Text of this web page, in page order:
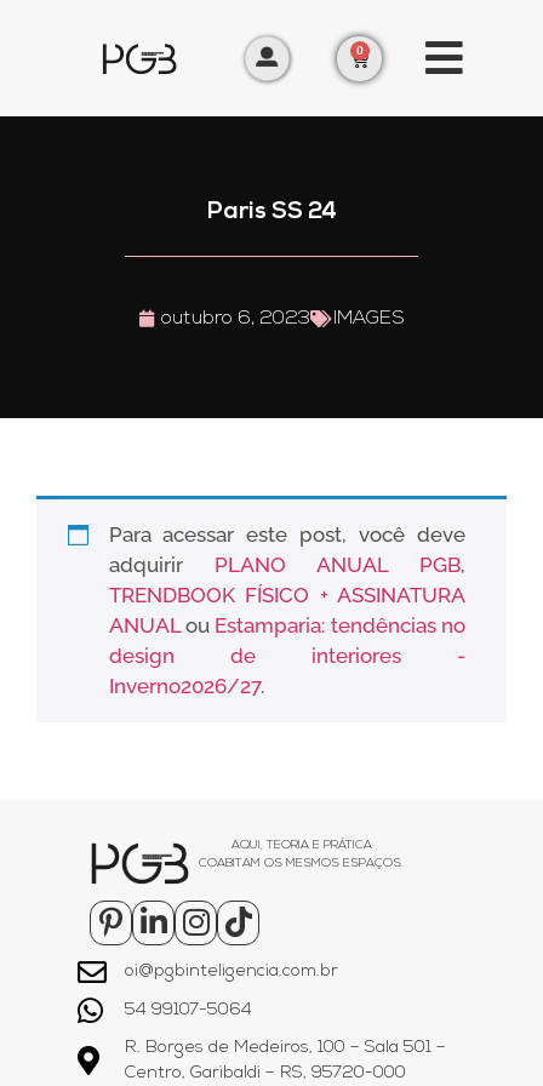
0
Paris SS 24
outubro 6, 2023 IMAGES
Para acessar este post, você deve
adquirir PLANO ANUAL PGB,
TRENDBOOK FÍSICO + ASSINATURA
ANUALou Estamparia: tendências no
design de interiores -
Inverno2026/27.
AQUI, TEORIA E PRÁTICA
COABITAM OS MESMOS ESPAÇOS.
oi@pgbinteligencia.com.br
54 99107-5064
R. Borges de Medeiros, 100 – Sala 501 –
Centro, Garibaldi – RS, 95720-000